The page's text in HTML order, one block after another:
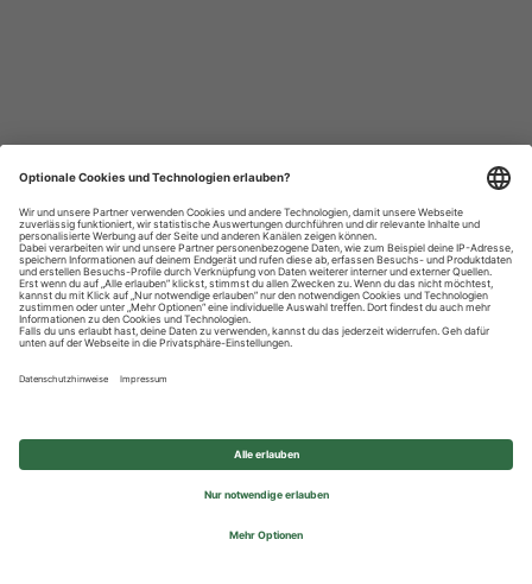
Datenschutzhinweise
Impressum
Privatsphäre-Einstellungen
© 2026 REWE Group - All rights reserved